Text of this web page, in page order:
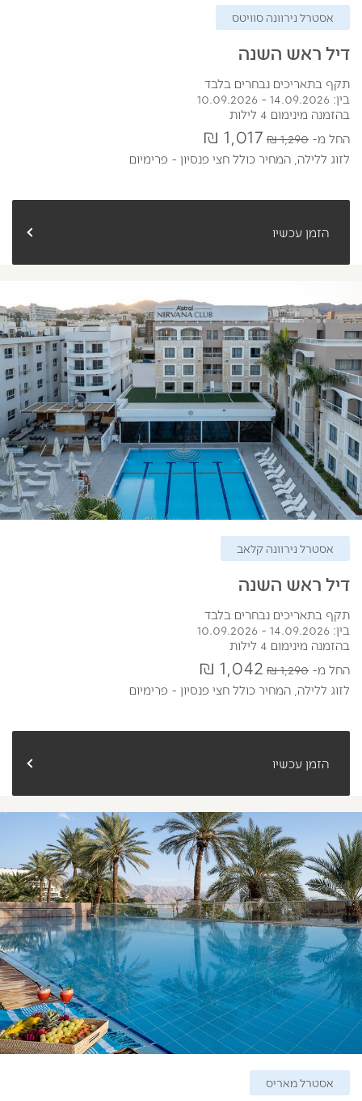
אסטרל נירוונה סוויטס
דיל ראש השנה
תקף בתאריכים נבחרים בלבד
בין: 14.09.2026 - 10.09.2026
בהזמנה מינימום 4 לילות
החל מ
1,290 ₪
1,017 ₪
לזוג ללילה, המחיר כולל חצי פנסיון - פרימיום
הזמן עכשיו
אסטרל נירוונה קלאב
דיל ראש השנה
תקף בתאריכים נבחרים בלבד
בין: 14.09.2026 - 10.09.2026
בהזמנה מינימום 4 לילות
החל מ
1,290 ₪
1,042 ₪
לזוג ללילה, המחיר כולל חצי פנסיון - פרימיום
הזמן עכשיו
אסטרל מאריס